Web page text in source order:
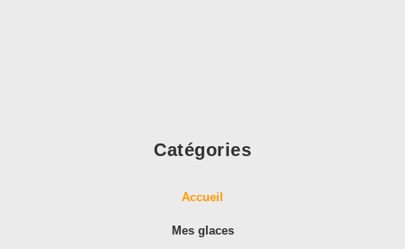
Catégories
Accueil
Mes glaces